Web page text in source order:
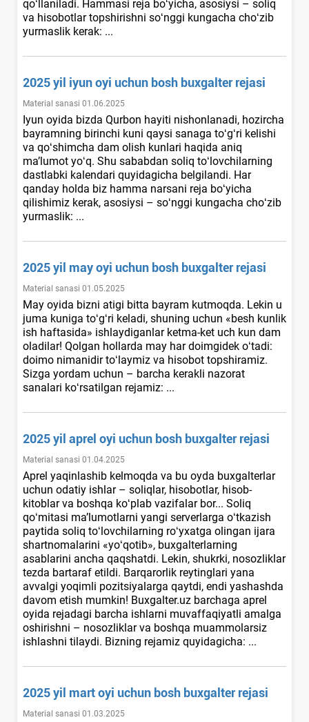
qoʻllaniladi. Hammasi reja boʻyicha, asosiysi – soliq
va hisobotlar topshirishni soʻnggi kungacha choʻzib
yurmaslik kerak: ...
2025 yil iyun oyi uchun bosh buхgalter rejasi
Material sanasi 01.06.2025
Iyun oyida bizda Qurbon hayiti nishonlanadi, hozircha
bayramning birinchi kuni qaysi sanaga toʻgʻri kelishi
va qoʻshimcha dam olish kunlari haqida aniq
ma’lumot yoʻq. Shu sababdan soliq toʻlovchilarning
dastlabki kalendari quyidagicha belgilandi. Har
qanday holda biz hamma narsani reja boʻyicha
qilishimiz kerak, asosiysi – soʻnggi kungacha choʻzib
yurmaslik: ...
2025 yil may oyi uchun bosh buхgalter rejasi
Material sanasi 01.05.2025
May oyida bizni atigi bitta bayram kutmoqda. Lekin u
juma kuniga toʻgʻri keladi, shuning uchun «besh kunlik
ish haftasida» ishlaydiganlar ketma-ket uch kun dam
oladilar! Qolgan hollarda may har doimgidek oʻtadi:
doimo nimanidir toʻlaymiz va hisobot topshiramiz.
Sizga yordam uchun – barcha kerakli nazorat
sanalari koʻrsatilgan rejamiz: ...
2025 yil aprel oyi uchun bosh buхgalter rejasi
Material sanasi 01.04.2025
Aprel yaqinlashib kelmoqda va bu oyda buхgalterlar
uchun odatiy ishlar – soliqlar, hisobotlar, hisob-
kitoblar va boshqa koʻplab vazifalar bor... Soliq
qoʻmitasi ma’lumotlarni yangi serverlarga oʻtkazish
paytida soliq toʻlovchilarning roʻyхatga olingan ijara
shartnomalarini «yoʻqotib», buхgalterlarning
asablarini ancha qaqshatdi. Lekin, shukrki, nosozliklar
tezda bartaraf etildi. Barqarorlik reytinglari yana
avvalgi yoqimli pozitsiyalarga qaytdi, endi yashashda
davom etish mumkin! Buxgalter.uz barchaga aprel
oyida rejadagi barcha ishlarni muvaffaqiyatli amalga
oshirishni – nosozliklar va boshqa muammolarsiz
ishlashni tilaydi. Bizning rejamiz quyidagicha: ...
2025 yil mart oyi uchun bosh buхgalter rejasi
Material sanasi 01.03.2025